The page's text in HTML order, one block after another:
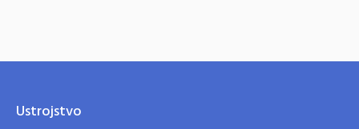
Ustrojstvo